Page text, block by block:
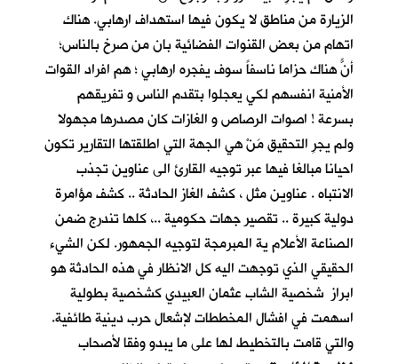
الزيارة من مناطق لا يكون فيها استهداف ارهابي. هناك
اتهام من بعض القنوات الفضائية بان من صرخ بالناس؛
أنّ هناك حزاماً ناسفاً سوف يفجره ارهابي ؛ هم افراد القوات
الأمنية انفسهم لكي يعجلوا بتقدم الناس و تفريقهم
بسرعة ! اصوات الرصاص و الغازات كان مصدرها مجهولا
ولم يجرِ التحقيق مَنْ هي الجهة التي اطلقتها التقارير تكون
احيانا مبالغا فيها عبر توجيه القارئ الى عناوين تجذب
الانتباه . عناوين مثل ، كشف الغاز الحادثة .. كشف مؤامرة
دولية كبيرة .. تقصير جهات حكومية ..، كلها تندرج ضمن
الصناعة الأعلام ية المبرمجة لتوجيه الجمهور. لكن الشيء
الحقيقي الذي توجهت اليه كل الانظار في هذه الحادثة هو
ابراز شخصية الشاب عثمان العبيدي كشخصية بطولية
اسهمت في افشال المخططات لإشعال حرب دينية طائفية.
والتي قامت بالتخطيط لها على ما يبدو وفقا لأصحاب